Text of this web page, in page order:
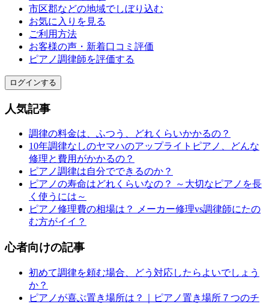
市区郡などの地域でしぼり込む
お気に入りを見る
ご利用方法
お客様の声・新着口コミ評価
ピアノ調律師を評価する
ログインする
人気記事
調律の料金は、ふつう、どれくらいかかるの？
10年調律なしのヤマハのアップライトピアノ、どんな
修理と費用がかかるの？
ピアノ調律は自分でできるのか？
ピアノの寿命はどれくらいなの？ ～大切なピアノを長
く使うには～
ピアノ修理費の相場は？ メーカー修理vs調律師にたの
む方がイイ？
心者向けの記事
初めて調律を頼む場合、どう対応したらよいでしょう
か？
ピアノが喜ぶ置き場所は？｜ピアノ置き場所７つのチ